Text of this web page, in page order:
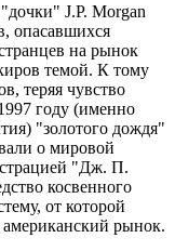
J.P. Morgan
опасавшихся
на рынок
темой. К тому
теряя чувство
году (именно
"золотого дождя"
о мировой
"Дж. П.
косвенного
от которой
американский рынок.